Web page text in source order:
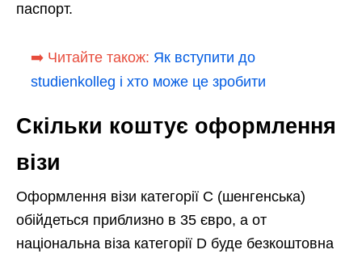
паспорт.
➡️ Читайте також: Як вступити до
studienkolleg і хто може це зробити
Скільки коштує оформлення
візи
Оформлення візи категорії C (шенгенська)
обійдеться приблизно в 35 євро, а от
національна віза категорії D буде безкоштовна